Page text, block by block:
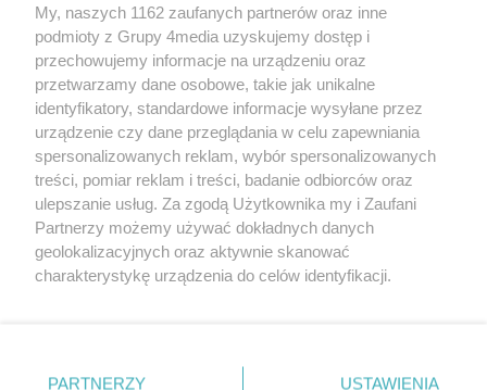
O nas Reklama Regulamin
Kontakt
Wydarzenia
Ogłoszenia Katalog firm
Zapisz się do newslettera
Dołącz do grona ludzi najlepiej poinformowanych!
Zapisz się »
My, naszych 1162 zaufanych partnerów oraz inne
podmioty z Grupy 4media uzyskujemy dostęp i
przechowujemy informacje na urządzeniu oraz
przetwarzamy dane osobowe, takie jak unikalne
identyfikatory, standardowe informacje wysyłane przez
urządzenie czy dane przeglądania w celu zapewniania
spersonalizowanych reklam, wybór spersonalizowanych
treści, pomiar reklam i treści, badanie odbiorców oraz
ulepszanie usług. Za zgodą Użytkownika my i Zaufani
Partnerzy możemy używać dokładnych danych
geolokalizacyjnych oraz aktywnie skanować
charakterystykę urządzenia do celów identyfikacji.
zmienić/wycofać klikając przycisk ustawień prywatności
PARTNERZY USTAWIENIA